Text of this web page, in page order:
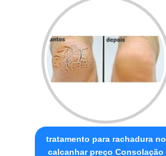
tratamento para rachadura no
calcanhar preço Consolação